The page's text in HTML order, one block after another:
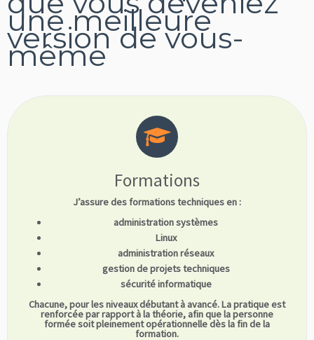
une meilleure
version de vous-
même
Formations
J’assure des formations techniques en :
administration systèmes
Linux
administration réseaux
gestion de projets techniques
sécurité informatique
Chacune, pour les niveaux débutant à avancé. La pratique est
renforcée par rapport à la théorie, afin que la personne
formée soit pleinement opérationnelle dès la fin de la
formation.